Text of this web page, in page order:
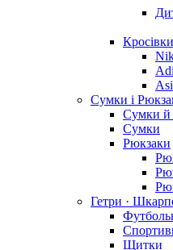
Кросівки
Сумки і
Сумки й
Сумки
Рюкзаки
Гетри ·
Щитки